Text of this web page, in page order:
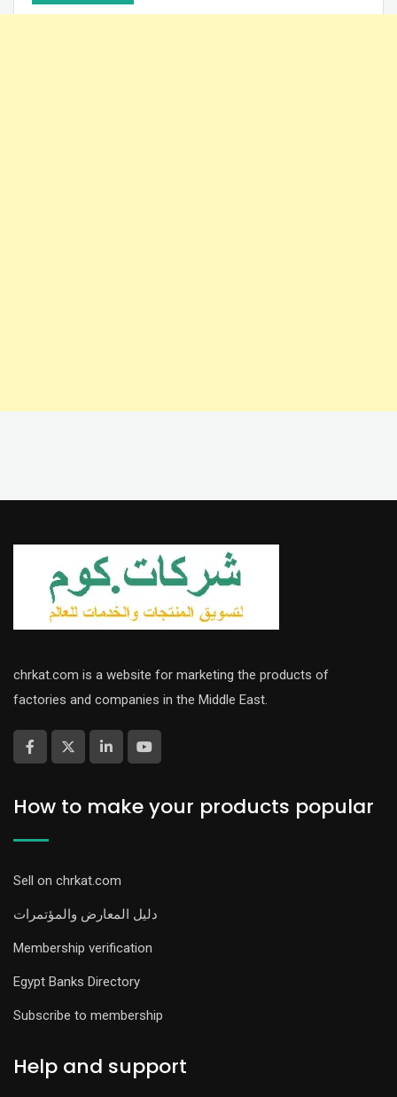
chrkat.com is a website for marketing the products of
factories and companies in the Middle East.
How to make your products popular
Sell on chrkat.com
دليل المعارض والمؤتمرات
Membership verification
Egypt Banks Directory
Subscribe to membership
Help and support